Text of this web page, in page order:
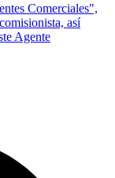
Comerciales",
así
Agente